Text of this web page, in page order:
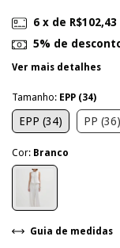
6 x de R$102,43
5% de
Ver mais detalhes
Tamanho: EPP (34)
EPP (34) PP (36)
Cor: Branco
Guia de medidas